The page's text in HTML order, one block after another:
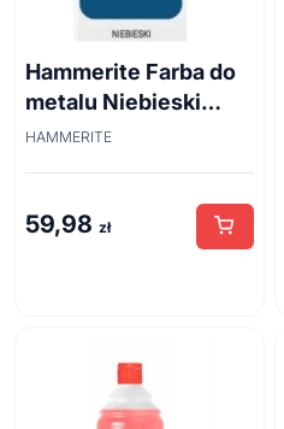
Hammerite Farba do
metalu Niebieski
połysk 0,7 l
HAMMERITE
59,98 zł